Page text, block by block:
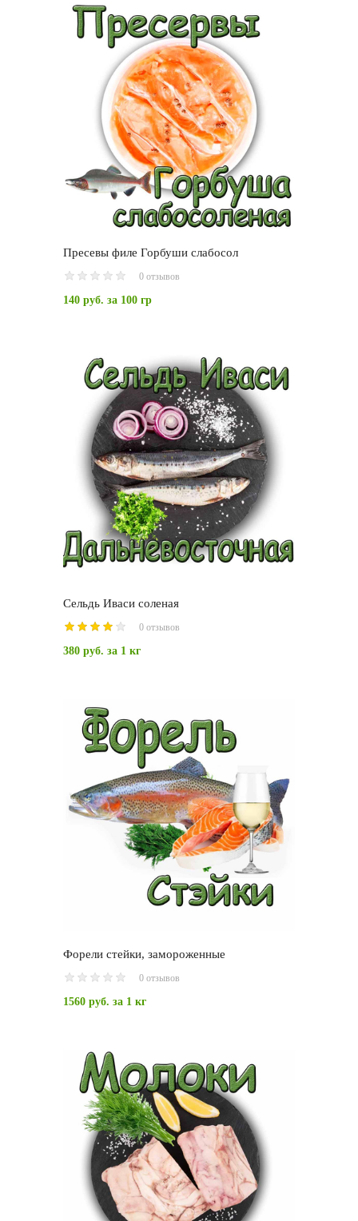
Пресевы филе Горбуши слабосол
0 отзывов
140 руб. за 100 гр
Сельдь Иваси соленая
0 отзывов
380 руб. за 1 кг
Форели стейки, замороженные
0 отзывов
1560 руб. за 1 кг